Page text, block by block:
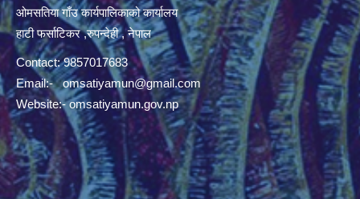
ओमसतिया गाँउ कार्यपालिकाको कार्यालय
हाटी फर्साटिकर ,रुपन्देही , नेपाल
Contact: 9857017683
Email:-omsatiyamun@gmail.com
Website:- omsatiyamun.gov.np